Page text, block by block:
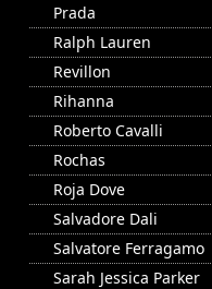
Prada
Ralph Lauren
Revillon
Rihanna
Roberto Cavalli
Rochas
Roja Dove
Salvadore Dali
Salvatore Ferragamo
Sarah Jessica Parker